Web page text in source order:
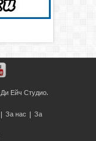
Ди Ейч Студио.
| За нас | За